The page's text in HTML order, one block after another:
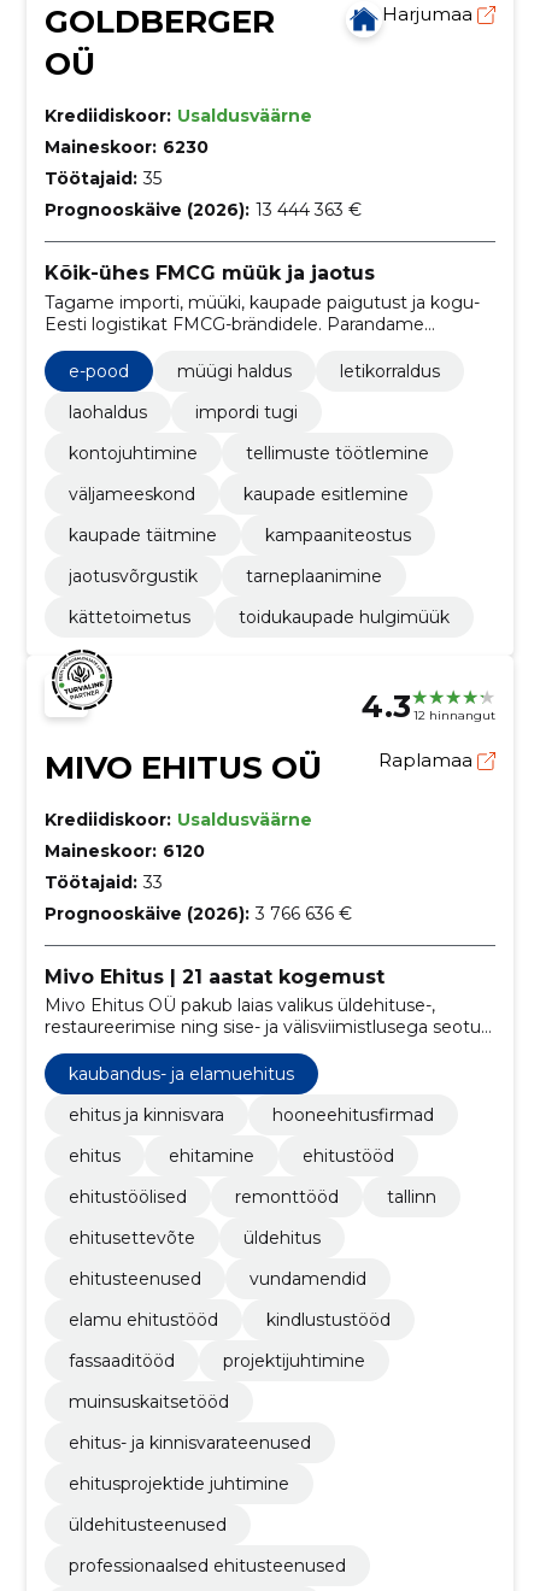
GOLDBERGER
OÜ
Harjumaa
Krediidiskoor: Usaldusväärne
Maineskoor: 6230
Töötajaid: 35
Prognooskäive (2026): 13 444 363 €
Kõik-ühes FMCG müük ja jaotus
Tagame importi, müüki, kaupade paigutust ja kogu-
Eesti logistikat FMCG-brändidele. Parandame
müügihaldust.
e-pood müügi haldus
letikorraldus
laohaldus
impordi tugi
kontojuhtimine
tellimuste töötlemine
väljameeskond
kaupade esitlemine
kaupade täitmine
kampaaniteostus
jaotusvõrgustik
tarneplaanimine
kättetoimetus
toidukaupade hulgimüük
4.3 12 hinnangut
MIVO EHITUS OÜ Raplamaa
Krediidiskoor: Usaldusväärne
Maineskoor: 6120
Töötajaid: 33
Prognooskäive (2026): 3 766 636 €
Mivo Ehitus | 21 aastat kogemust
Mivo Ehitus OÜ pakub laias valikus üldehituse-,
restaureerimise ning sise- ja välisviimistlusega seotud
teenuseid.
kaubandus- ja elamuehitus
ehitus ja kinnisvara
hooneehitusfirmad
ehitus
ehitamine
ehitustööd
ehitustöölised
remonttööd
tallinn
ehitusettevõte
üldehitus
ehitusteenused
vundamendid
elamu ehitustööd
kindlustustööd
fassaaditööd
projektijuhtimine
muinsuskaitsetööd
ehitus- ja kinnisvarateenused
ehitusprojektide juhtimine
üldehitusteenused
professionaalsed ehitusteenused